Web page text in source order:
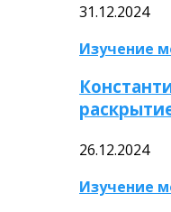
31.12.2024
Изучение
26.12.2024
Изучение